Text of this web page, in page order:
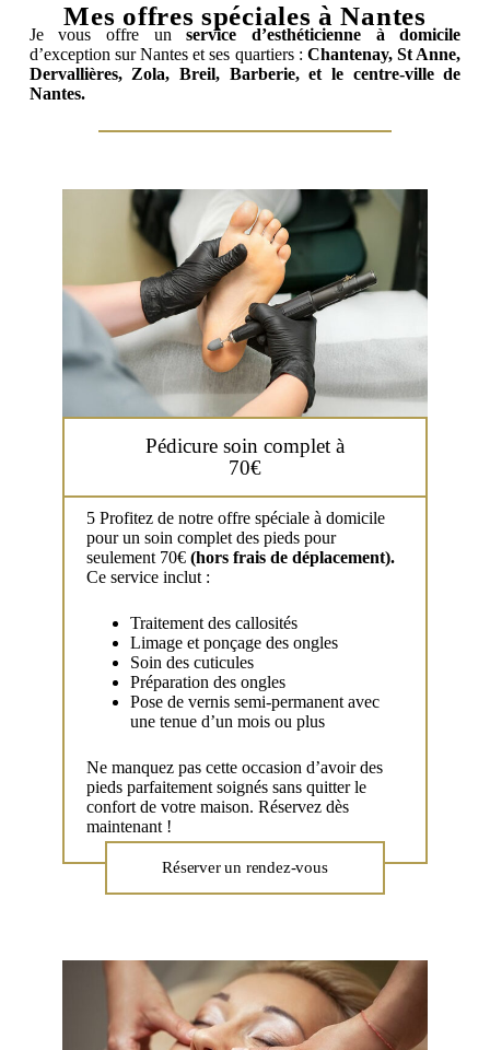
Mes offres spéciales à Nantes
Je vous offre unservice d’esthéticienne à domicile
d’exception sur Nantes et ses quartiers : Chantenay, St Anne,
Dervallières, Zola, Breil, Barberie, et le centre-ville de
Nantes.
Pédicure soin complet à
70€
5 Profitez de notre offre spéciale à domicile
pour un soin complet des pieds pour
seulement 70€(hors frais de déplacement).
Ce service inclut :
Traitement des callosités
Limage et ponçage des ongles
Soin des cuticules
Préparation des ongles
Pose de vernis semi-permanent avec
une tenue d’un mois ou plus
Ne manquez pas cette occasion d’avoir des
pieds parfaitement soignés sans quitter le
confort de votre maison. Réservez dès
maintenant !
Réserver un rendez-vous